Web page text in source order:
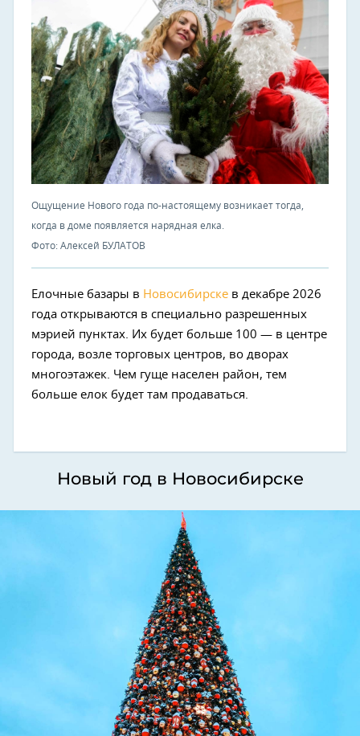
Ощущение Нового года по-настоящему возникает тогда,
когда в доме появляется нарядная елка.
Фото: Алексей БУЛАТОВ
Елочные базары в Новосибирске в декабре 2026
года открываются в специально разрешенных
мэрией пунктах. Их будет больше 100 — в центре
города, возле торговых центров, во дворах
многоэтажек. Чем гуще населен район, тем
больше елок будет там продаваться.
Новый год в Новосибирске